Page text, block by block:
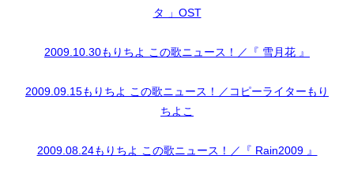
タ 」OST
2009.10.30もりちよ この歌ニュース！／『 雪月花 』
2009.09.15もりちよ この歌ニュース！／コピーライターもり
ちよこ
2009.08.24もりちよ この歌ニュース！／『 Rain2009 』